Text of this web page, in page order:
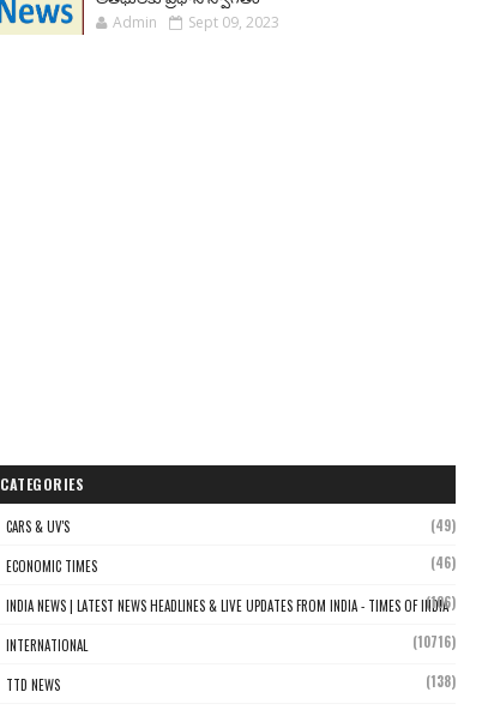
Admin Sept 09, 2023
CATEGORIES
CARS & UV'S (49)
ECONOMIC TIMES (46)
INDIA NEWS | LATEST NEWS HEADLINES & LIVE UPDATES FROM INDIA - TIMES OF INDIA
(106)
INTERNATIONAL (10716)
TTD NEWS (138)